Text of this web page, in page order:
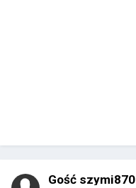
Gość szymi870